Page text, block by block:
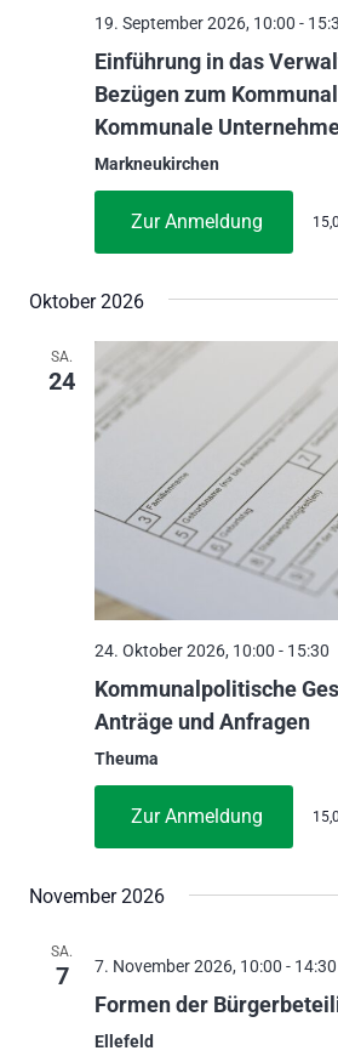
19. September 2026, 10:00 -
Einführung in das
Bezügen zum
Kommunale
Markneukirchen
Zur Anmeldung
Oktober 2026
SA.
24
24. Oktober 2026, 10:00 - 15:30
Kommunalpolitische
Anträge und Anfragen
Theuma
Zur Anmeldung
November 2026
SA.
7 7. November 2026, 10:00 - 14:30
Formen der
Ellefeld